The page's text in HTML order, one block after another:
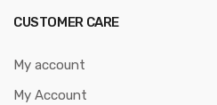
CUSTOMER CARE
My account
My Account